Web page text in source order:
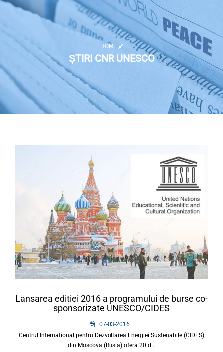
HOME
ȘTIRI CNR UNESCO
Listă activități
Lansarea editiei 2016 a programului de burse co-
sponsorizate UNESCO/CIDES
07-03-2016
Centrul International pentru Dezvoltarea Energiei Sustenabile (CIDES)
din Moscova (Rusia) ofera 20 d...